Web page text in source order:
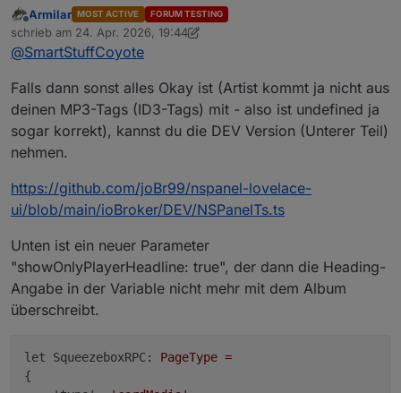
und ersetze den durch
Die Zeitanzeige ist jetzt permanent da, das
hat geklappt. Jetzt ist die Frage, was das
"undefined|A Curious Thing" soll. (Und dass
das Album in der Überschrift und im "Text"
angezeigt wird, ist echt gewollt? Beim Lyrion
Media Server wäre mir persönlich der Name
des Players lieber.
Nachtrag:
let lmstracklist =
...
Hm.
{
  index: 5,
  id: 26429,
  title: 'No Roots',
ArtworkUrl: 'http://
  Type: 'mp3',
"Artist" gibt es da nicht. Fix:
Jetzt ist es umgekehrt, jetzt fliegt der Text
alle 10 Sekunden mal weg und da steht dann
für einen Moment nur "No Roots".
Offline
Armilar MOST ACTIVE FORUM TESTING
schrieb am 24. Apr. 2026, 19:44
zuletzt editiert von Armilar
@SmartStuffCoyote
Falls dann sonst alles Okay ist (Artist kommt ja nicht aus
deinen MP3-Tags (ID3-Tags) mit - also ist undefined ja
sogar korrekt), kannst du die DEV Version (Unterer Teil)
nehmen.
https://github.com/joBr99/nspanel-lovelace-
ui/blob/main/ioBroker/DEV/NSPanelTs.ts
Unten ist ein neuer Parameter
"showOnlyPlayerHeadline: true", der dann die Heading-
Angabe in der Variable nicht mehr mit dem Album
überschreibt.
let SqueezeboxRPC: PageType =
{